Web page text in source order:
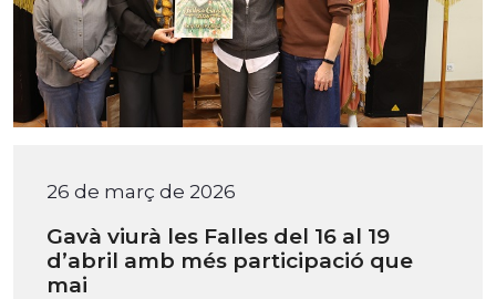
26 de març de 2026
Gavà viurà les Falles del 16 al 19
d’abril amb més participació que
mai